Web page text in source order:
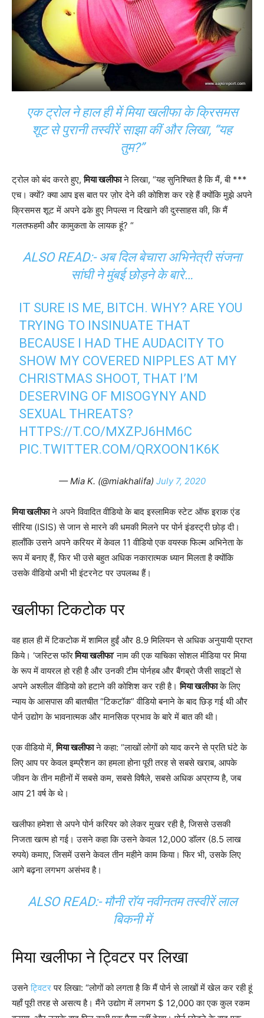
एक ट्रोल ने हाल ही में मिया खलीफा के क्रिसमस
शूट से पुरानी तस्वीरें साझा कीं और लिखा, “यह
तुम?”
ट्रोल को बंद करते हुए,मिया खलीफाने लिखा, “यह सुनिश्चित है कि मैं, बी ***
एच। क्यों? क्या आप इस बात पर ज़ोर देने की कोशिश कर रहे हैं क्योंकि मुझे अपने
क्रिसमस शूट में अपने ढके हुए निपल्स न दिखाने की दुस्साहस की, कि मैं
गलतफहमी और कामुकता के लायक हूं? “
ALSO READ:- अब दिल बेचारा अभिनेत्री संजना
सांघी ने मुंबई छोड़ने के बारे…
IT SURE IS ME, BITCH. WHY? ARE YOU
TRYING TO INSINUATE THAT
BECAUSE I HAD THE AUDACITY TO
SHOW MY COVERED NIPPLES AT MY
CHRISTMAS SHOOT, THAT I’M
DESERVING OF MISOGYNY AND
SEXUAL THREATS?
HTTPS://T.CO/MXZPJ6HM6C
PIC.TWITTER.COM/QRXOON1K6K
— Mia K. (@miakhalifa) July 7, 2020
मिया खलीफाने अपने विवादित वीडियो के बाद इस्लामिक स्टेट ऑफ इराक एंड
सीरिया (ISIS) से जान से मारने की धमकी मिलने पर पोर्न इंडस्ट्री छोड़ दी।
हालाँकि उसने अपने करियर में केवल 11 वीडियो एक वयस्क फिल्म अभिनेता के
रूप में बनाए हैं, फिर भी उसे बहुत अधिक नकारात्मक ध्यान मिलता है क्योंकि
उसके वीडियो अभी भी इंटरनेट पर उपलब्ध हैं।
खलीफा टिकटोक पर
वह हाल ही में टिकटोक में शामिल हुईं और 8.9 मिलियन से अधिक अनुयायी प्राप्त
किये। ‘जस्टिस फॉरमिया खलीफा‘ नाम की एक याचिका सोशल मीडिया पर मिया
के रूप में वायरल हो रही है और उनकी टीम पोर्नहब और बैंगब्रो जैसी साइटों से
अपने अश्लील वीडियो को हटाने की कोशिश कर रही है।मिया खलीफाके लिए
न्याय के आसपास की बातचीत “टिकटॉक” वीडियो बनाने के बाद छिड़ गई थी और
पोर्न उद्योग के भावनात्मक और मानसिक प्रभाव के बारे में बात की थी।
एक वीडियो में,मिया खलीफाने कहा: “लाखों लोगों को याद करने से प्रति घंटे के
लिए आप पर केवल इम्प्रैशन का हमला होना पूरी तरह से सबसे खराब, आपके
जीवन के तीन महीनों में सबसे कम, सबसे विषैले, सबसे अधिक अप्राप्य है, जब
आप 21 वर्ष के थे।
खलीफा हमेशा से अपने पोर्न करियर को लेकर मुखर रही है, जिससे उसकी
निजता खत्म हो गई। उसने कहा कि उसने केवल 12,000 डॉलर (8.5 लाख
रुपये) कमाए, जिसमें उसने केवल तीन महीने काम किया। फिर भी, उसके लिए
आगे बढ़ना लगभग असंभव है।
ALSO READ:- मौनी रॉय नवीनतम तस्वीरें लाल
बिकनी में
मिया खलीफा ने ट्विटर पर लिखा
उसनेट्विटरपर लिखा: “लोगों को लगता है कि मैं पोर्न से लाखों में खेल कर रही हूं
यहाँ पूरी तरह से असत्य है। मैंने उद्योग में लगभग $ 12,000 का एक कुल रकम